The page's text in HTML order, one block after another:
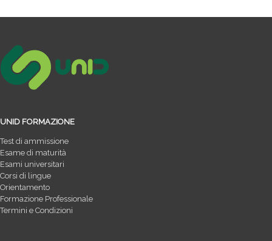
UNID FORMAZIONE
Test di ammissione
Esame di maturità
Esami universitari
Corsi di lingue
Orientamento
Formazione Professionale
Termini e Condizioni